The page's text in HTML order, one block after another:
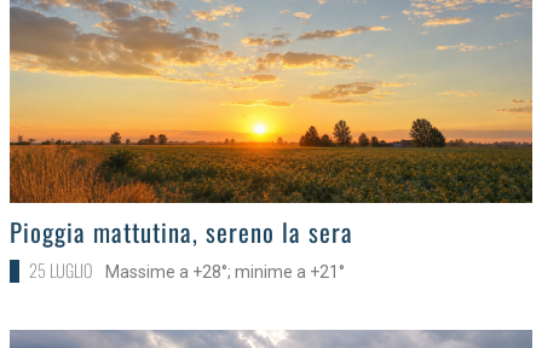
>
Pioggia mattutina, sereno la sera
25 LUGLIO Massime a +28°; minime a +21°